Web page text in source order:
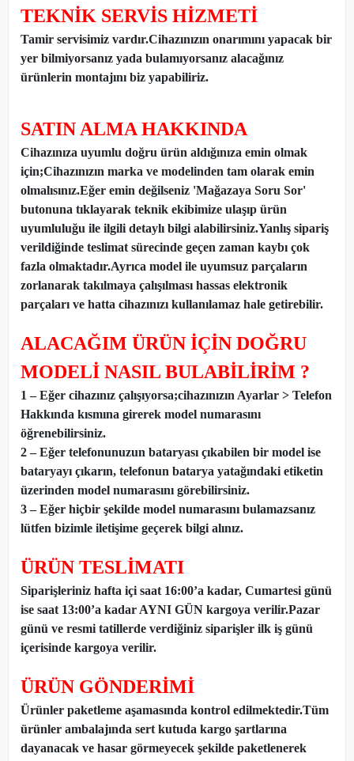
TEKNİK SERVİS HİZMETİ
Tamir servisimiz vardır.Cihazınızın onarımını yapacak bir
yer bilmiyorsanız yada bulamıyorsanız alacağınız
ürünlerin montajını biz yapabiliriz.
SATIN ALMA HAKKINDA
Cihazınıza uyumlu doğru ürün aldığınıza emin olmak
için;Cihazınızın marka ve modelinden tam olarak emin
olmalısınız.Eğer emin değilseniz 'Mağazaya Soru Sor'
butonuna tıklayarak teknik ekibimize ulaşıp ürün
uyumluluğu ile ilgili detaylı bilgi alabilirsiniz.Yanlış sipariş
verildiğinde teslimat sürecinde geçen zaman kaybı çok
fazla olmaktadır.Ayrıca model ile uyumsuz parçaların
zorlanarak takılmaya çalışılması hassas elektronik
parçaları ve hatta cihazınızı kullanılamaz hale getirebilir.
ALACAĞIM ÜRÜN İÇİN DOĞRU
MODELİ NASIL BULABİLİRİM ?
1 – Eğer cihazınız çalışıyorsa;cihazınızın Ayarlar > Telefon
Hakkında kısmına girerek model numarasını
öğrenebilirsiniz.
2 – Eğer telefonunuzun bataryası çıkabilen bir model ise
bataryayı çıkarın, telefonun batarya yatağındaki etiketin
üzerinden model numarasını görebilirsiniz.
3 – Eğer hiçbir şekilde model numarasını bulamazsanız
lütfen bizimle iletişime geçerek bilgi alınız.
ÜRÜN TESLİMATI
Siparişleriniz hafta içi saat 16:00’a kadar, Cumartesi günü
ise saat 13:00’a kadar AYNI GÜN kargoya verilir.Pazar
günü ve resmi tatillerde verdiğiniz siparişler ilk iş günü
içerisinde kargoya verilir.
ÜRÜN GÖNDERİMİ
Ürünler paketleme aşamasında kontrol edilmektedir.Tüm
ürünler ambalajında sert kutuda kargo şartlarına
dayanacak ve hasar görmeyecek şekilde paketlenerek